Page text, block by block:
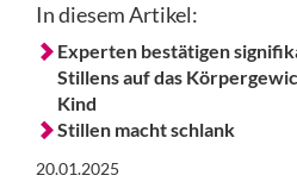
In diesem Artikel:
Experten bestätigen
Stillens auf das
Kind
Stillen macht schlank
20.01.2025